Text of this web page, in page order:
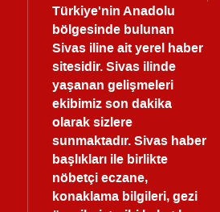
Türkiye'nin Anadolu
bölgesinde bulunan
Sivas iline ait yerel haber
sitesidir. Sivas ilinde
yaşanan gelişmeleri
ekibimiz son dakika
olarak sizlere
sunmaktadır.Sivas haber
başlıkları ile birlikte
nöbetçi eczane,
konaklama bilgileri, gezi